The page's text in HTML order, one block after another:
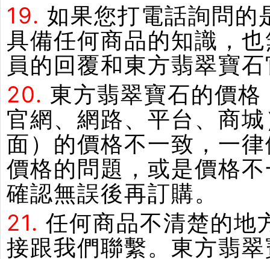
19. 如果您打電話詢問的
具備任何商品的知識，
員的回覆和東方翡翠寶
20. 東方翡翠寶石的價
官網、網路、平台、商
面）的價格不一致，一
價格的問題，或是價格
確認無誤後再訂購。
21. 任何商品不清楚的地
接跟我們聯繫。東方翡